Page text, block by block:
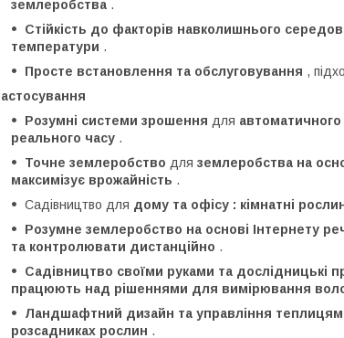
землеробства .
Стійкість до факторів навколишнього
температури .
Просте встановлення та обслуговування ,
Розумні системи зрошення для автоматичного
реального часу .
Точне землеробство для землеробства на
максимізує врожайність .
Садівництво для дому та офісу : кімнатні
Розумне землеробство на основі Інтернету
та контролювати дистанційно .
Садівництво своїми руками та дослідницькі
працюють над рішеннями для вимірювання
Ландшафтний дизайн та управління
розсадниках рослин .